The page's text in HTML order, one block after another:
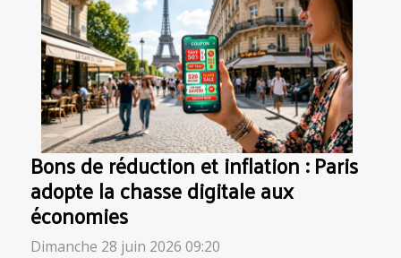
Bons de réduction et inflation : Paris
adopte la chasse digitale aux
économies
Dimanche 28 juin 2026 09:20